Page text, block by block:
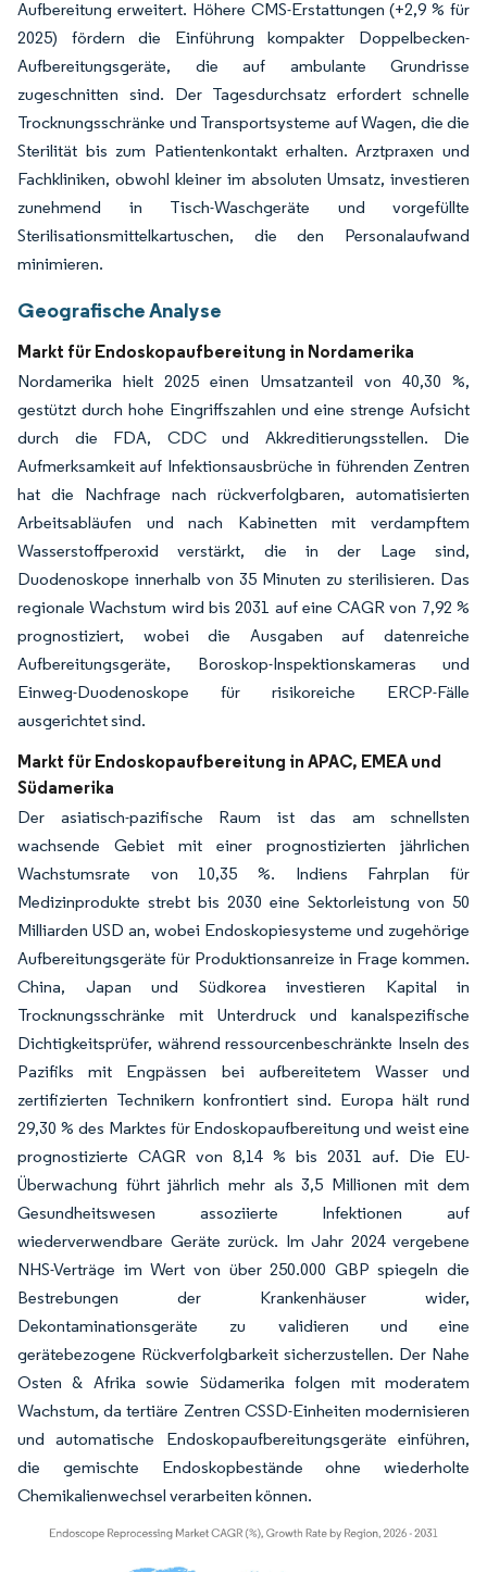
Aufbereitung erweitert. Höhere CMS-Erstattungen (+2,9 % für
2025) fördern die Einführung kompakter Doppelbecken-
Aufbereitungsgeräte, die auf ambulante Grundrisse
zugeschnitten sind. Der Tagesdurchsatz erfordert schnelle
Trocknungsschränke und Transportsysteme auf Wagen, die die
Sterilität bis zum Patientenkontakt erhalten. Arztpraxen und
Fachkliniken, obwohl kleiner im absoluten Umsatz, investieren
zunehmend in Tisch-Waschgeräte und vorgefüllte
Sterilisationsmittelkartuschen, die den Personalaufwand
minimieren.
Geografische Analyse
Markt für Endoskopaufbereitung in Nordamerika
Nordamerika hielt 2025 einen Umsatzanteil von 40,30 %,
gestützt durch hohe Eingriffszahlen und eine strenge Aufsicht
durch die FDA, CDC und Akkreditierungsstellen. Die
Aufmerksamkeit auf Infektionsausbrüche in führenden Zentren
hat die Nachfrage nach rückverfolgbaren, automatisierten
Arbeitsabläufen und nach Kabinetten mit verdampftem
Wasserstoffperoxid verstärkt, die in der Lage sind,
Duodenoskope innerhalb von 35 Minuten zu sterilisieren. Das
regionale Wachstum wird bis 2031 auf eine CAGR von 7,92 %
prognostiziert, wobei die Ausgaben auf datenreiche
Aufbereitungsgeräte, Boroskop-Inspektionskameras und
Einweg-Duodenoskope für risikoreiche ERCP-Fälle
ausgerichtet sind.
Markt für Endoskopaufbereitung in APAC, EMEA und
Südamerika
Der asiatisch-pazifische Raum ist das am schnellsten
wachsende Gebiet mit einer prognostizierten jährlichen
Wachstumsrate von 10,35 %. Indiens Fahrplan für
Medizinprodukte strebt bis 2030 eine Sektorleistung von 50
Milliarden USD an, wobei Endoskopiesysteme und zugehörige
Aufbereitungsgeräte für Produktionsanreize in Frage kommen.
China, Japan und Südkorea investieren Kapital in
Trocknungsschränke mit Unterdruck und kanalspezifische
Dichtigkeitsprüfer, während ressourcenbeschränkte Inseln des
Pazifiks mit Engpässen bei aufbereitetem Wasser und
zertifizierten Technikern konfrontiert sind. Europa hält rund
29,30 % des Marktes für Endoskopaufbereitung und weist eine
prognostizierte CAGR von 8,14 % bis 2031 auf. Die EU-
Überwachung führt jährlich mehr als 3,5 Millionen mit dem
Gesundheitswesen assoziierte Infektionen auf
wiederverwendbare Geräte zurück. Im Jahr 2024 vergebene
NHS-Verträge im Wert von über 250.000 GBP spiegeln die
Bestrebungen der Krankenhäuser wider,
Dekontaminationsgeräte zu validieren und eine
gerätebezogene Rückverfolgbarkeit sicherzustellen. Der Nahe
Osten & Afrika sowie Südamerika folgen mit moderatem
Wachstum, da tertiäre Zentren CSSD-Einheiten modernisieren
und automatische Endoskopaufbereitungsgeräte einführen,
die gemischte Endoskopbestände ohne wiederholte
Chemikalienwechsel verarbeiten können.